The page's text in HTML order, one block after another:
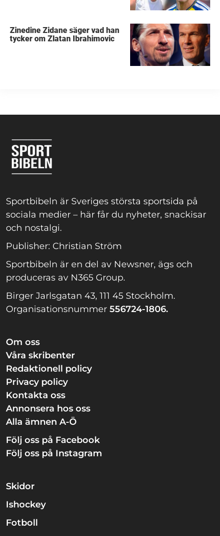
Zinedine Zidane säger vad han
tycker om Zlatan Ibrahimovic
Sportbibeln är Sveriges största sportsida på
sociala medier – här får du nyheter, snackisar
och nostalgi.
Publisher: Christian Ström
Sportbibeln är en del av Newsner, ägs och
produceras av N365 Group.
Birger Jarlsgatan 43, 111 45 Stockholm.
Organisationsnummer 556724-1806.
Om oss
Våra skribenter
Redaktionell policy
Privacy policy
Kontakta oss
Annonsera hos oss
Alla ämnen A-Ö
Följ oss på Facebook
Följ oss på Instagram
Skidor
Ishockey
Fotboll